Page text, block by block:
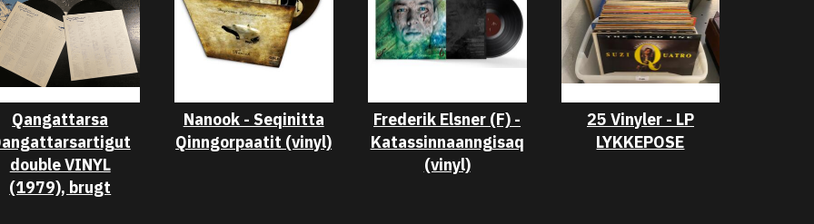
Qangattarsa
double VINYL
(1979), brugt
Nanook - Seqinitta
Qinngorpaatit (vinyl)
Frederik Elsner (F) -
Katassinnaanngisaq
(vinyl)
25 Vinyler - LP
LYKKEPOSE